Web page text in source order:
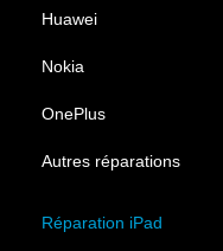
Huawei
Nokia
OnePlus
Autres réparations
Réparation iPad